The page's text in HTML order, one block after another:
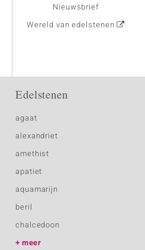
Nieuwsbrief
Wereld van edelstenen
Edelstenen
agaat
alexandriet
amethist
apatiet
aquamarijn
beril
chalcedoon
meer